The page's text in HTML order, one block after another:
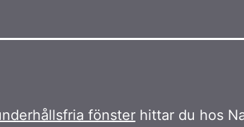
fönster hittar du hos